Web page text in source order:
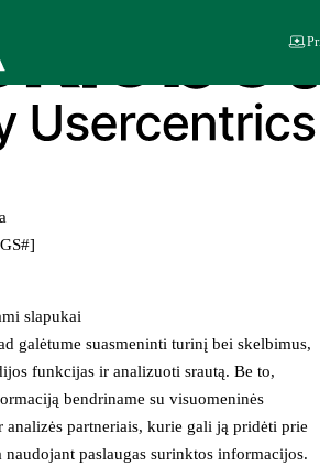
slapukai
galėtume suasmeninti turinį bei skelbimus,
funkcijas ir analizuoti srautą. Be to,
bendriname su visuomeninės
partneriais, kurie gali ją pridėti prie
paslaugas surinktos informacijos.